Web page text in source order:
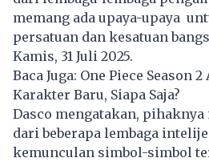
memang ada upaya-upaya
persatuan dan kesatuan
Kamis, 31 Juli 2025.
Baca Juga: One Piece Season
Karakter Baru, Siapa Saja?
Dasco mengatakan,
dari beberapa lembaga
kemunculan simbol-simbol